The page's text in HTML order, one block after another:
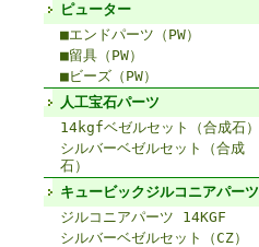
ピューター
■エンドパーツ（PW）
■留具（PW）
■ビーズ（PW）
人工宝石パーツ
14kgfベゼルセット（合成石）
シルバーベゼルセット（合成
石）
キュービックジルコニアパーツ
ジルコニアパーツ 14KGF
シルバーベゼルセット（CZ）